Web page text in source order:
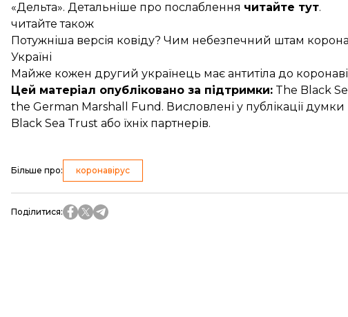
«Дельта». Детальніше про послаблення читайте тут.
читайте також
Потужніша версія ковіду? Чим небезпечний штам
Україні
Майже кожен другий українець має антитіла до
Цей матеріал опубліковано за підтримки: The Black
the German Marshall Fund. Висловлені у публікації
Black Sea Trust або їхніх партнерів.
Більше про: коронавірус
Поділитися: